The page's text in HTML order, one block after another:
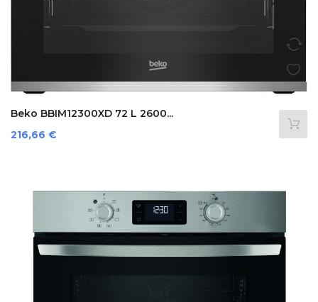
Beko BBIM12300XD 72 L 2600...
Prezzo
216,66 €